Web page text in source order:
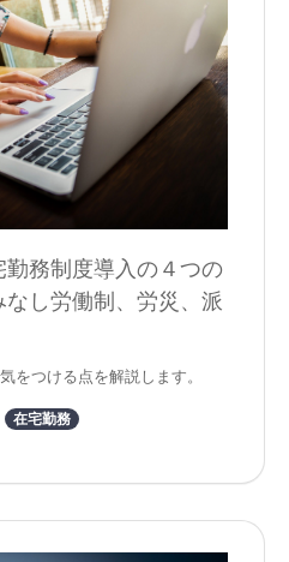
勤務制度導入の４つの
し労働制、労災、派
をつける点を解説します。
在宅勤務